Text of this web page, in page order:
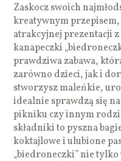
Zaskocz swoich
kreatywnym
atrakcyjnej prezentacji
kanapeczki
prawdziwa zabawa,
zarówno dzieci, jak i
stworzysz maleńkie,
idealnie sprawdzą się
pikniku czy innym
składniki to pyszna
koktajlowe i ulubione
„biedroneczki” nie